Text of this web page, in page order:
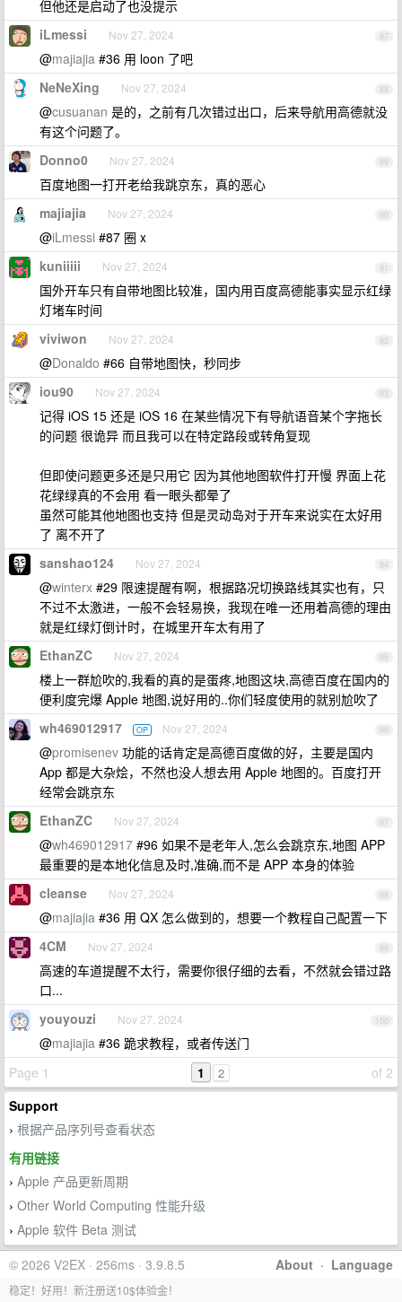
但他还是启动了也没提示
87
iLmessi Nov 27, 2024
@majiajia #36 用 loon 了吧
88
NeNeXing Nov 27, 2024
@cusuanan 是的，之前有几次错过出口，后来导航用高德就没
有这个问题了。
89
Donno0 Nov 27, 2024
百度地图一打开老给我跳京东，真的恶心
90
majiajia Nov 27, 2024
@iLmessi #87 圈 x
91
kuniiiii Nov 27, 2024
国外开车只有自带地图比较准，国内用百度高德能事实显示红绿
灯堵车时间
92
viviwon Nov 27, 2024
@Donaldo #66 自带地图快，秒同步
93
iou90 Nov 27, 2024
记得 iOS 15 还是 iOS 16 在某些情况下有导航语音某个字拖长
的问题 很诡异 而且我可以在特定路段或转角复现
但即使问题更多还是只用它 因为其他地图软件打开慢 界面上花
花绿绿真的不会用 看一眼头都晕了
虽然可能其他地图也支持 但是灵动岛对于开车来说实在太好用
了 离不开了
94
sanshao124 Nov 27, 2024
@winterx #29 限速提醒有啊，根据路况切换路线其实也有，只
不过不太激进，一般不会轻易换，我现在唯一还用着高德的理由
就是红绿灯倒计时，在城里开车太有用了
95
EthanZC Nov 27, 2024
楼上一群尬吹的,我看的真的是蛋疼,地图这块,高德百度在国内的
便利度完爆 Apple 地图,说好用的..你们轻度使用的就别尬吹了
96
wh469012917 OP Nov 27, 2024
@promisenev 功能的话肯定是高德百度做的好，主要是国内
App 都是大杂烩，不然也没人想去用 Apple 地图的。百度打开
经常会跳京东
97
EthanZC Nov 27, 2024
@wh469012917 #96 如果不是老年人,怎么会跳京东,地图 APP
最重要的是本地化信息及时,准确,而不是 APP 本身的体验
98
cleanse Nov 27, 2024
@majiajia #36 用 QX 怎么做到的，想要一个教程自己配置一下
99
4CM Nov 27, 2024
高速的车道提醒不太行，需要你很仔细的去看，不然就会错过路
口...
100
youyouzi Nov 27, 2024
@majiajia #36 跪求教程，或者传送门
Page 1
of 2
1 2
Support
› 根据产品序列号查看状态
有用链接
› Apple 产品更新周期
› Other World Computing 性能升级
› Apple 软件 Beta 测试
About · Language
© 2026 V2EX · 256ms · 3.9.8.5
稳定！好用！新注册送10$体验金！